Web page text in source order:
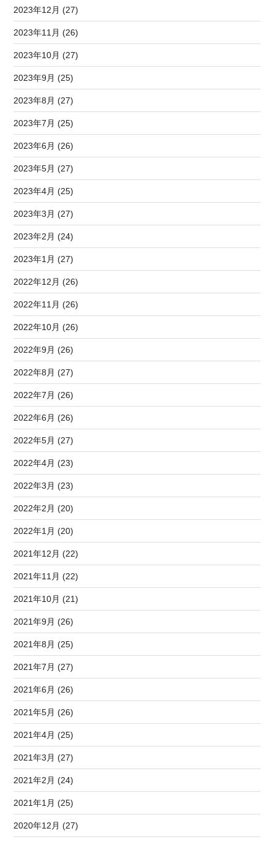
2023年12月 (27)
2023年11月 (26)
2023年10月 (27)
2023年9月 (25)
2023年8月 (27)
2023年7月 (25)
2023年6月 (26)
2023年5月 (27)
2023年4月 (25)
2023年3月 (27)
2023年2月 (24)
2023年1月 (27)
2022年12月 (26)
2022年11月 (26)
2022年10月 (26)
2022年9月 (26)
2022年8月 (27)
2022年7月 (26)
2022年6月 (26)
2022年5月 (27)
2022年4月 (23)
2022年3月 (23)
2022年2月 (20)
2022年1月 (20)
2021年12月 (22)
2021年11月 (22)
2021年10月 (21)
2021年9月 (26)
2021年8月 (25)
2021年7月 (27)
2021年6月 (26)
2021年5月 (26)
2021年4月 (25)
2021年3月 (27)
2021年2月 (24)
2021年1月 (25)
2020年12月 (27)